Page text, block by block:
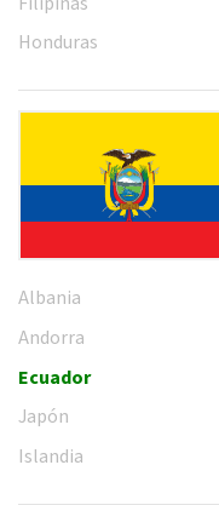
Honduras
Albania
Andorra
Ecuador
Japón
Islandia